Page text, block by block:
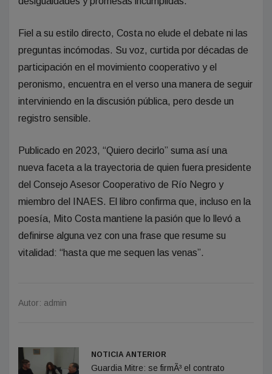
Fiel a su estilo directo, Costa no elude el debate ni las
preguntas incómodas. Su voz, curtida por décadas de
participación en el movimiento cooperativo y el
peronismo, encuentra en el verso una manera de seguir
interviniendo en la discusión pública, pero desde un
registro sensible.
Publicado en 2023, “Quiero decirlo” suma así una
nueva faceta a la trayectoria de quien fuera presidente
del Consejo Asesor Cooperativo de Río Negro y
miembro del INAES. El libro confirma que, incluso en la
poesía, Mito Costa mantiene la pasión que lo llevó a
definirse alguna vez con una frase que resume su
vitalidad: “hasta que me sequen las venas”.
Autor: admin
NOTICIA ANTERIOR
Guardia Mitre: se firmÃ³ el contrato